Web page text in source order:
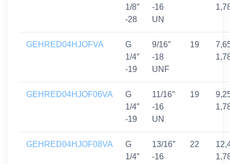
1/8″
-28
-16
UN
GEHRED04HJOFVA
G
1/4″
-19
9/16″
-18
UNF
19
GEHRED04HJOF06VA
G
1/4″
-19
11/16″
-16
UN
19
GEHRED04HJOF08VA
G
1/4″
13/16″
-16
22